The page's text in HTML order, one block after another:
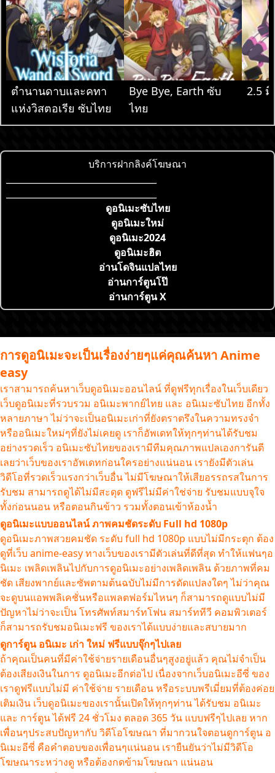
ตำนานดาบและคทา
แห่งวิสตอเรีย ซับไทย
Bye Bye, Earth ซับ
ไทย
2.5
บริการฝากลิงค์โฆษณา
ดูอนิเมะซับไทย
ดูอนิเมะใหม่
ดูอนิเมะ2024
ดูอนิเมะฮิต
อ่านโดจินแปลไทย
อ่านการ์ตูนโป๊
อ่านการ์ตูน X
การดูอนิเมะจะเป็นเรื่องง่ายๆแค่คุณค้นหา Anime
easy
เราสามารถค้นหาเว็บดูอนิเมะออนไลน์ ที่ดูฟรีทุกเรื่องในเว็บเดียว
เว็บดูอนิเมะที่รวบรวม อนิเมะพากย์ไทย และ อนิเมะซับไทย อีกทั้ง
หลายภาษา ไม่ว่าจะเป็นอนิเมะเก่าที่ยังตราตรึงในความทรงจำ
หรืออนิเมะใหม่ๆที่ยังไม่เคยดู เราก็อัพเดทให้ทุกๆท่านได้รับชม
อย่างรวดเร็ว อนิเมะซับไทยของเรามีทีมคุณภาพแปลเองการันตี
เลยว่าเว็บของเราอัพเดทก่อนใครอย่างแน่นอน เรายังมีตัวเล่น
วิดีโอที่รวดเร็วแรงกว่าเว็บอื่น ไม่มีโฆษณาให้เสียอรรถรสในการ
รับชม สามารถดูได้ไม่มีสะดุด ดูฟรีไม่มีค่าใช่จ่าย รับชมแบบจุใจ
ทั้งก่อนนอน หรือตอนกินข้าว รวมทั้งตอนเข้าห้องน้ำ
ดูอนิเมะแบบออนไลน์ ภาพคมชัดระดับ Full hd 1080p
ดูอนิเมะภาพสวยคมชัด ระดับ full hd 1080p แบบไม่มีกระตุก ต้อง
ดูที่เว็บ anime-easy ทางเว็บของเรามีตัวเล่นที่ดีที่สุด ทำให้แฟนๆอ
นิเมะ เพลิดเพลินไปกับการดูอนิเมะอย่างเพลิดเพลิน ด้วยภาพที่คม
ชัด เสียงพากย์และซัพตามต้นฉบับไม่มีการดัดแปลงใดๆ ไม่ว่าคุณ
จะดูบนแอพพลิเคชั่นหรือแพลตฟอร์มไหนๆ ก็สามารถดูแบบไม่มี
ปัญหาไม่ว่าจะเป็น โทรศัพท์สมาร์ทโฟน สมาร์ททีวี คอมพิวเตอร์
ก็สามารถรับชมอนิเมะฟรี ของเราได้แบบง่ายและสบายมาก
ดูการ์ตูน อนิเมะ เก่า ใหม่ ฟรีแบบจุ๊กๆไปเลย
ถ้าคุณเป็นคนที่มีค่าใช้จ่ายรายเดือนอื่นๆสูงอยู่แล้ว คุณไม่จำเป็น
ต้องเสียงเงินในการ ดูอนิเมะอีกต่อไป เนื่องจากเว็บอนิเมะอีซี่ ของ
เราดูฟรีแบบไม่มี ค่าใช้จ่าย รายเดือน หรือระบบพรีเมี่ยมที่ต้องค่อย
เติมเงิน เว็บดูอนิเมะของเรานั้นเปิดให้ทุกๆท่าน ได้รับชม อนิเมะ
และ การ์ตูน ได้ฟรี 24 ชั่วโมง ตลอด 365 วัน แบบฟรีๆไปเลย หาก
เพื่อนๆประสบปัญหากับ วิดีโอโฆษณา ที่มากวนใจตอนดูการ์ตูน อ
นิเมะอีซี่ คือคำตอบของเพื่อนๆแน่นอน เรายืนยันว่าไม่มีวิดีโอ
โฆษณาระหว่างดู หรือต้องกดข้ามโฆษณา แน่นอน